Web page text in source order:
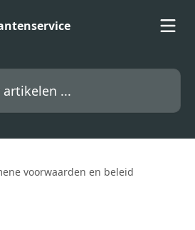
voorwaarden en beleid